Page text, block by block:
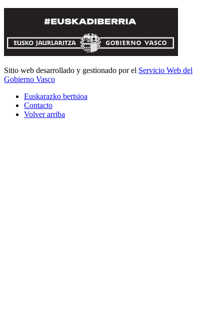
Sitio web desarrollado y gestionado por el Servicio Web del
Gobierno Vasco
Euskarazko bertsioa
Contacto
Volver arriba